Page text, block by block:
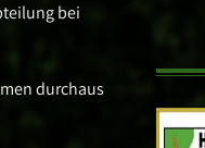
bei
durchaus